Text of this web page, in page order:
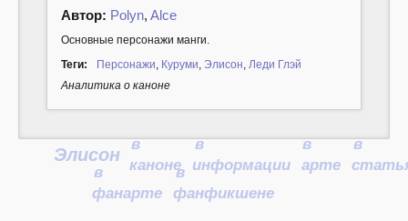
Автор: Polyn, Alce
Основные персонажи манги.
Теги:
Персонажи Куруми Элисон Леди Глэй
Аналитика о каноне
Элисон
в
каноне
в
информации
в
арте
в
в
фанарте
в
фанфикшене